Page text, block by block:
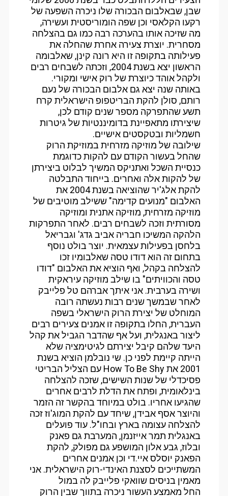
שבן, שבאלבום הבכורה שלו ניכרה השפעה של
רקעו הקלאסי וכן שפה הומוריסטית ועשירה,
מה שזיכה אותו בהערכה רבה כמו גם בהצלחה
מסחרית. יוצרת צעירה אחרת שהחלה את
פעילותה בתקופה זו היא רונה קינן, שאלבומה
הראשון יצא בשנת 2004, וזכתה לשבחים רבים
ולקהל אוהד כיוצרת של רוק אישי ומקורי.
באותה שנה יצא גם אלבום הבכורה של נעם
רותם, סולן להקת הבריטפופ הישראלית קרח
תשע שהתפרקה מספר שנים קודם לכן,
שיצירתו מתאפיינת בדומיננטיות של גיטרות
חשמליות ובטקסטים אישיים.
שילובה של מוזיקה מזרחית במוזיקת הרוק
שהחל בעשור הקודם עם להקות כדוגמת
כנסיית השכל ואתניקס המשיך לבלוט ביצירתן
של להקות אלה ואחרים. בייחוד התבלטה
להקת אלג'יר שהוציאה בשנת 2004 את
האלבום "מנועים קדימה" ששילב מוטיבים של
מוזיקה מזרחית, מוזיקה אתנית ומוזיקה
מסורתית וזכה לשבחים רבים. לאחר התפרקות
הלהקה המשיכו חבריה אביב גדג' וגבריאל
בלחסן בפעילות עצמאית. יוצר בולט נוסף
בתחום זה הוא דודו טסה שאלבומיו זכו
להצלחה בקהל, ואף הוציא את האלבום "דודו
טסה והכוויתים" בו שילב מוזיקה עיראקית
ושירה בערבית. אני איתך אברהם טל פלייבק
לאחר שבמשך שנים רבות נעשתה רובה
המוחלט של יצירת הרוק הישראלי בשפה
העברית, החלו בתקופה זו אמנים צעירים רבים
ליצור באנגלית, ועל אף שהדבר הגביל את קהל
היעד שלהם קיבל יצירתם לגיטימציה שלא
הייתה קיימת לפני כן. שי נובלמן הוציא בשנת
2001 את How To Be Shy עם הצליל הבריטי
פסיכדלי של שנות השישים, שזכה להצלחה
בינלאומית, ופתח את הדלת לרבים אחרים
שהגיעו אחריו. בולט במיוחד בהקשר זה הזמר
והיוצר אסף אבידן, שיחד עם להקת המוג'וז זכה
להצלחה עצומה בארץ ובחו"ל. עוד פועלים
באנגלית תמר אייזנמן, המערבת גם פאנק
ובלוז, גבע אלון המושפע גם מפולק, להקת
הפאנק יוסלס איי.די וכן אמנים אחרים
המשתייכים לסצנת האינדי-רוק הישראלית. אני
מאמין בניסים שוואקי פלייבק לה במול
החל מאמצע העשור ניכרה בתווך שבין הרוק